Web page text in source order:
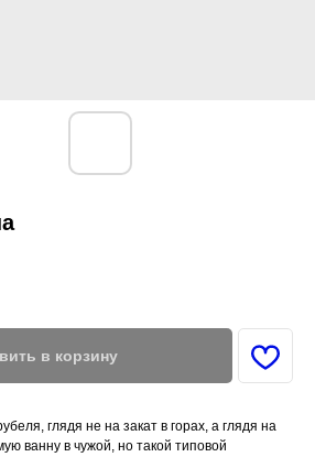
в корзину
глядя не на закат в горах, а глядя на
ванну в чужой, но такой типовой